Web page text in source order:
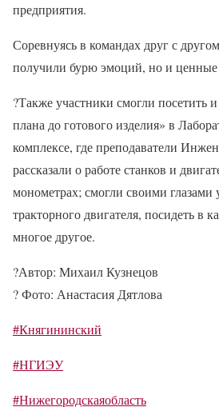
предприятия.
Соревнуясь в командах друг с
получили бурю эмоций, но и ценные
?Также участники смогли посетить
плана до готового изделия» в
комплексе, где преподаватели
рассказали о работе станков и
монометрах; смогли своими глазами
тракторного двигателя, посидеть в
многое другое.
?️Автор: Михаил Кузнецов
?Фото: Анастасия Дятлова
#Княгининский
#НГИЭУ
#Нижегородскаяобласть